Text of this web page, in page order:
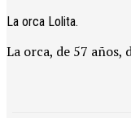
La orca Lolita.
La orca, de 57